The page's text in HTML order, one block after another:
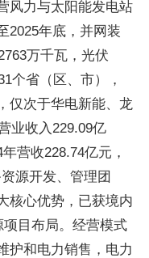
风力与太阳能发电站
2025年底，并网装
万千瓦，光伏
个省（区、市），
仅次于华电新能、龙
业收入229.09亿
营收228.74亿元，
源开发、管理团
核心优势，已获境内
目布局。经营模式
护和电力销售，电力